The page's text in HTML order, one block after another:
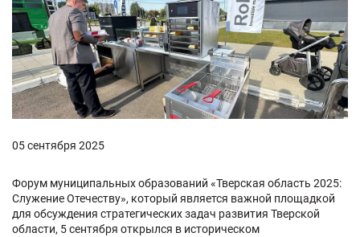
05 сентября 2025
Форум муниципальных образований «Тверская область 2025:
Служение Отечеству», который является важной площадкой
для обсуждения стратегических задач развития Тверской
области, 5 сентября открылся в историческом